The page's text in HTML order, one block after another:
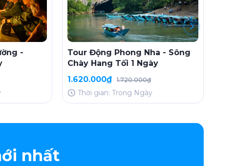
-
Tour Động Phong Nha - Sông
Chày Hang Tối 1 Ngày
1.620.000₫
1.720.000₫
Thời gian: Trong Ngày
nhất